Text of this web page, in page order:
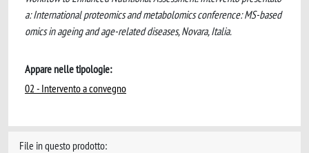
a: International proteomics and metabolomics conference: MS-based
omics in ageing and age-related diseases, Novara, Italia.
Appare nelle tipologie:
02 - Intervento a convegno
File in questo prodotto: